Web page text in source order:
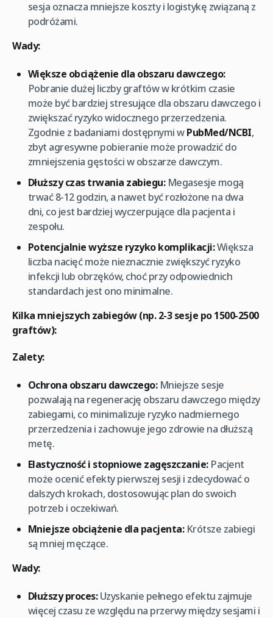
sesja oznacza mniejsze koszty i logistykę związaną z
podróżami.
Wady:
Większe obciążenie dla obszaru dawczego:
Pobranie dużej liczby graftów w krótkim czasie
może być bardziej stresujące dla obszaru dawczego i
zwiększać ryzyko widocznego przerzedzenia.
Zgodnie z badaniami dostępnymi wPubMed/NCBI,
zbyt agresywne pobieranie może prowadzić do
zmniejszenia gęstości w obszarze dawczym.
Dłuższy czas trwania zabiegu:Megasesje mogą
trwać 8-12 godzin, a nawet być rozłożone na dwa
dni, co jest bardziej wyczerpujące dla pacjenta i
zespołu.
Potencjalnie wyższe ryzyko komplikacji:Większa
liczba nacięć może nieznacznie zwiększyć ryzyko
infekcji lub obrzęków, choć przy odpowiednich
standardach jest ono minimalne.
Kilka mniejszych zabiegów (np. 2-3 sesje po 1500-2500
graftów):
Zalety:
Ochrona obszaru dawczego:Mniejsze sesje
pozwalają na regenerację obszaru dawczego między
zabiegami, co minimalizuje ryzyko nadmiernego
przerzedzenia i zachowuje jego zdrowie na dłuższą
metę.
Elastyczność i stopniowe zagęszczanie:Pacjent
może ocenić efekty pierwszej sesji i zdecydować o
dalszych krokach, dostosowując plan do swoich
potrzeb i oczekiwań.
Mniejsze obciążenie dla pacjenta:Krótsze zabiegi
są mniej męczące.
Wady:
Dłuższy proces:Uzyskanie pełnego efektu zajmuje
więcej czasu ze względu na przerwy między sesjami i